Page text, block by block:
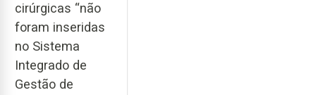
cirúrgicas “não
foram inseridas
no Sistema
Integrado de
Gestão de